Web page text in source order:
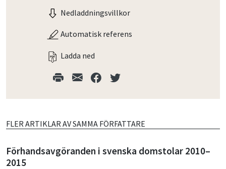
Nedladdningsvillkor
Automatisk referens
Ladda ned
FLER ARTIKLAR AV SAMMA FÖRFATTARE
Förhandsavgöranden i svenska domstolar 2010–
2015